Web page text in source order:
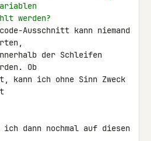
werden?
Ausschnitt kann niemand
der Schleifen
Ob
kann ich ohne Sinn Zweck
dann nochmal auf diesen